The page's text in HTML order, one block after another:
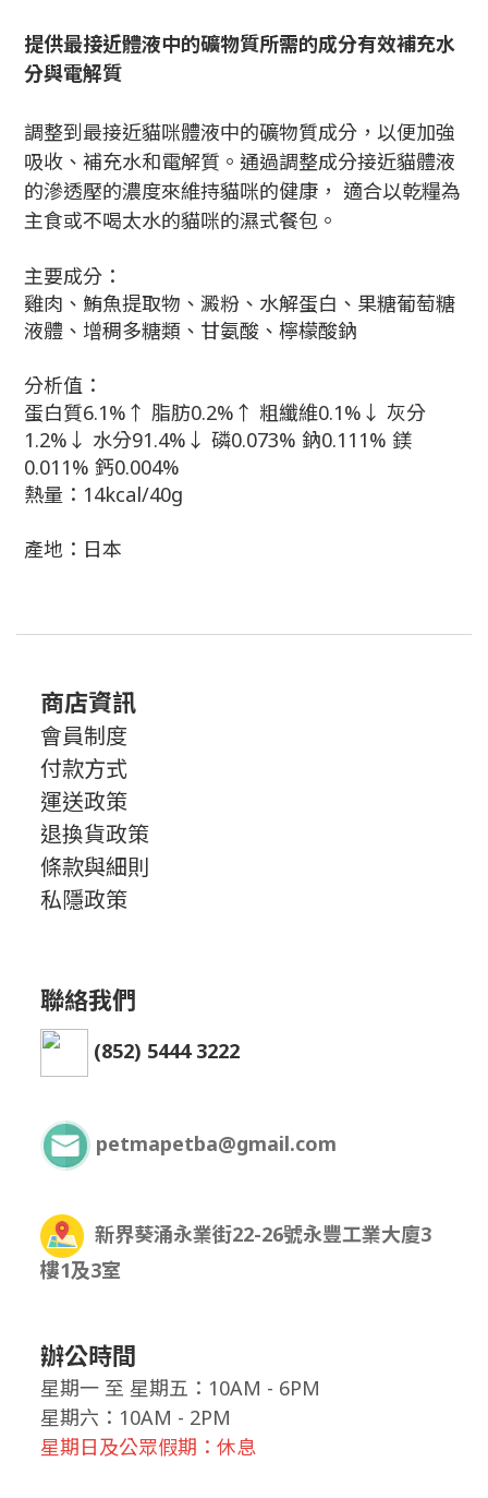
提供最接近體液中的礦物質所需的成分有效補充水
分與電解質
調整到最接近貓咪體液中的礦物質成分，以便加強
吸收、補充水和電解質。通過調整成分接近貓體液
的滲透壓的濃度來維持貓咪的健康， 適合以乾糧為
主食或不喝太水的貓咪的濕式餐包。
主要成分：
雞肉、鮪魚提取物、澱粉、水解蛋白、果糖葡萄糖
液體、增稠多糖類、甘氨酸、檸檬酸鈉
分析值：
蛋白質6.1%↑ 脂肪0.2%↑ 粗纖維0.1%↓ 灰分
1.2%↓ 水分91.4%↓ 磷0.073% 鈉0.111% 鎂
0.011% 鈣0.004%
熱量：14kcal/40g
產地：日本
商店資訊
會員制度
付款方式
運送政策
退換貨政策
條款與細則
私隱政策
聯絡我們
(852) 5444 3222
petmapetba@gmail.com
新界葵涌永業街22-26號永豐工業大廈3
樓1及3室
辦公時間
星期一 至 星期五：10AM - 6PM
星期六：10AM - 2PM
星期日及公眾假期：休息